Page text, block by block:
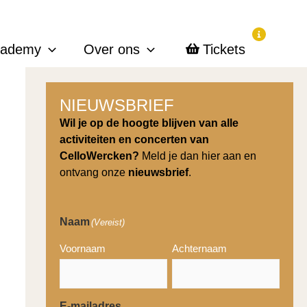
Over ons Tickets
NIEUWSBRIEF
Wil je op de hoogte blijven van alle
activiteiten en concerten van
CelloWercken? Meld je dan hier aan en
ontvang onze nieuwsbrief.
Naam(Vereist)
Voornaam Achternaam